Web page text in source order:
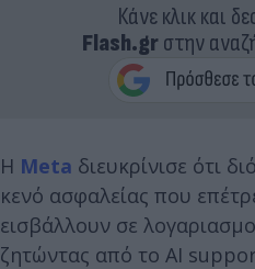
Κάνε κλικ και
Flash.grστην
Η Meta διευκρίνισε ότι
κενό ασφαλείας που
εισβάλλουν σε
ζητώντας από το AI